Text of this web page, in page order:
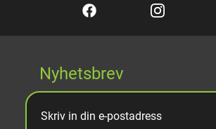
Nyhetsbrev